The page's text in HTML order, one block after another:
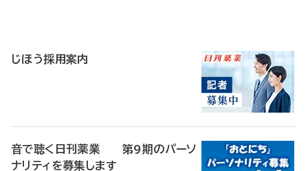
じほう採用案内
音で聴く日刊薬業 第9期のパーソ
ナリティを募集します